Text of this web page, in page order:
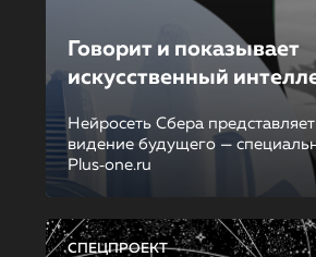
Говорит и показывает
искусственный
Нейросеть Сбера
видение будущего —
Plus‑one.ru
СПЕЦПРОЕКТ